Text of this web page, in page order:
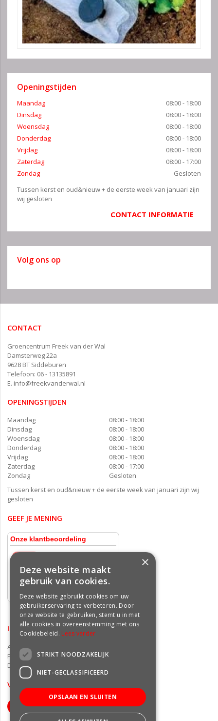
Openingstijden
Maandag
08:00 - 18:00
Dinsdag
08:00 - 18:00
Woensdag
08:00 - 18:00
Donderdag
08:00 - 18:00
Vrijdag
08:00 - 18:00
Zaterdag
08:00 - 17:00
Zondag
Gesloten
Tussen kerst en oud&nieuw + de eerste week van januari zijn
wij gesloten
CONTACT INFORMATIE
Volg ons op
CONTACT
Groencentrum Freek van der Wal
Damsterweg 22a
9628 BT Siddeburen
Telefoon: 06 - 13135891
E. info@freekvanderwal.nl
OPENINGSTIJDEN
Maandag
08:00 - 18:00
Dinsdag
08:00 - 18:00
Woensdag
08:00 - 18:00
Donderdag
08:00 - 18:00
Vrijdag
08:00 - 18:00
Zaterdag
08:00 - 17:00
Zondag
Gesloten
Tussen kerst en oud&nieuw + de eerste week van januari zijn wij
gesloten
GEEF JE MENING
INFORMATIE
Algemene voorwaarden
Privacy statement
Disclaimer
VOLG ONS OP FACEBOOK
×
Deze website maakt
gebruik van cookies.
Deze website gebruikt cookies om uw
gebruikerservaring te verbeteren. Door
onze website te gebruiken, stemt u in met
alle cookies in overeenstemming met ons
Cookiebeleid. Lees verder
STRIKT NOODZAKELIJK
NIET-GECLASSIFICEERD
OPSLAAN EN SLUITEN